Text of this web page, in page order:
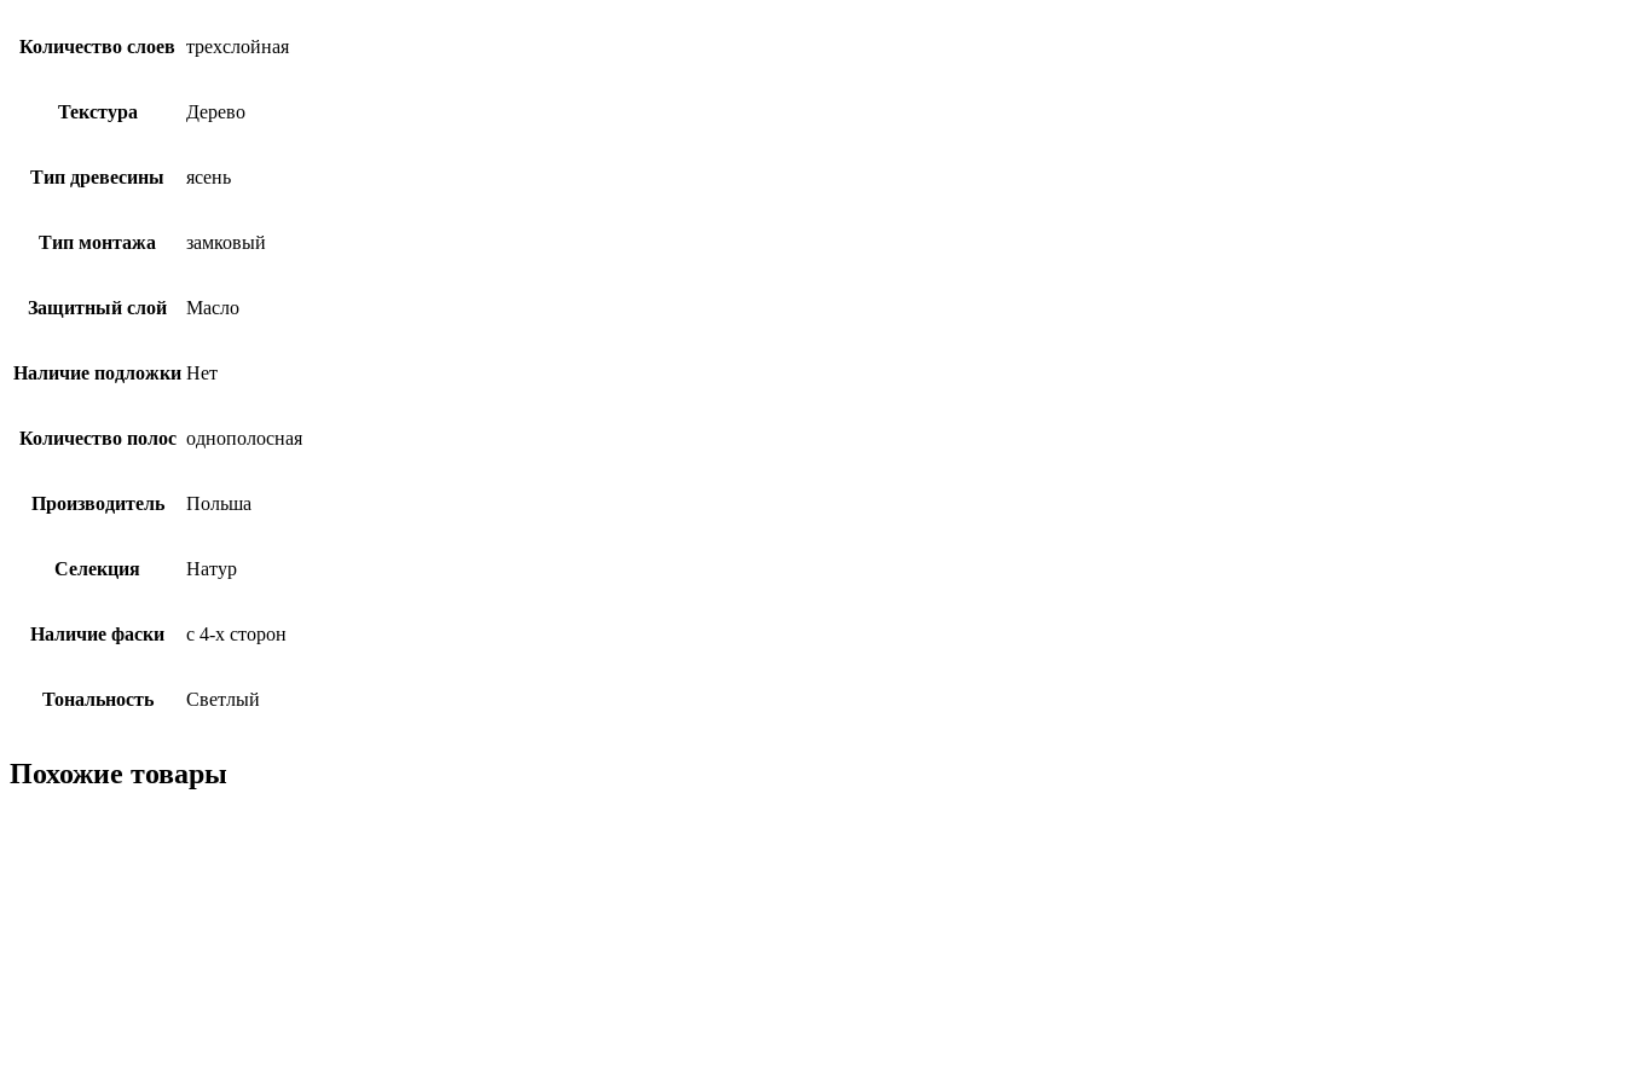
Количество слоев трехслойная
Текстура Дерево
Тип древесины ясень
Тип монтажа замковый
Защитный слой Масло
Наличие подложки Нет
Количество полос однополосная
Производитель Польша
Селекция Натур
Наличие фаски с 4-х сторон
Тональность Светлый
Похожие товары